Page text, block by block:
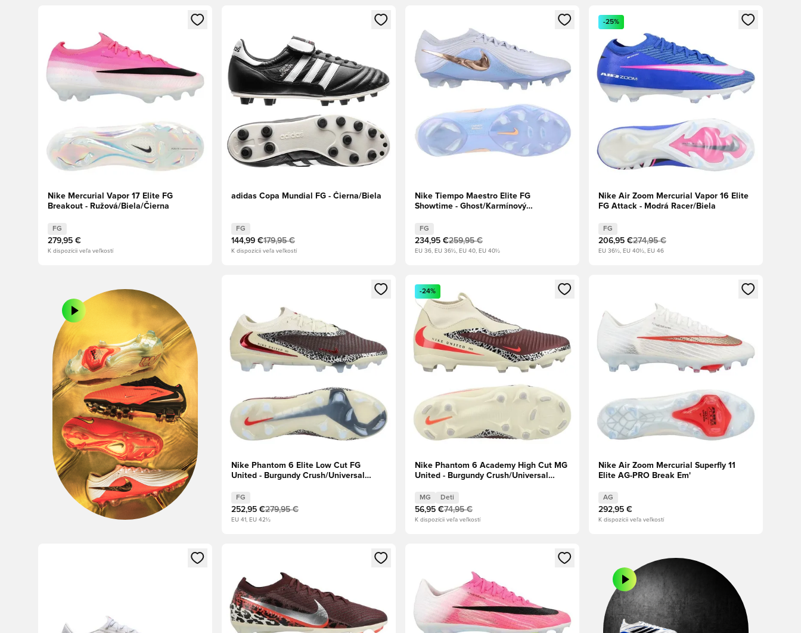
Otvorí modál na prihlásenie alebo registráciu ako člen
Nike Mercurial Vapor 17 Elite FG
Breakout - Ružová/Biela/Čierna
FG
279,95 €
K dispozícii veľa veľkostí
Otvorí modál na prihlásenie alebo registráciu ako člen
adidas Copa Mundial FG - Čierna/Biela
FG
144,99 €179,95 €
K dispozícii veľa veľkostí
Otvorí modál na prihlásenie alebo registráciu ako člen
Nike Tiempo Maestro Elite FG
Showtime - Ghost/Karmínový
FG
234,95 €259,95 €
EU 36, EU 36½, EU 40, EU 40½
Otvorí modál na prihlásenie alebo registráciu ako
-25%
Nike Air Zoom Mercurial Vapor 16 Elite
FG Attack - Modrá Racer/Biela
FG
206,95 €274,95 €
EU 36½, EU 40½, EU 46
Otvorí modál na prihlásenie alebo registráciu ako člen
Nike Phantom 6 Elite Low Cut FG
United - Burgundy Crush/Universal
FG
252,95 €279,95 €
EU 41, EU 42½
Otvorí modál na prihlásenie alebo registráciu ako člen
-24%
Nike Phantom 6 Academy High Cut MG
United - Burgundy Crush/Universal
MG Deti
56,95 €74,95 €
K dispozícii veľa veľkostí
Otvorí modál na prihlásenie alebo registráciu ako
Nike Air Zoom Mercurial Superfly 11
Elite AG-PRO Break Em'
AG
292,95 €
K dispozícii veľa veľkostí
Otvorí modál na prihlásenie alebo registráciu ako členOtvorí modál na prihlásenie alebo registráciu ako členOtvorí modál na prihlásenie alebo registráciu ako člen